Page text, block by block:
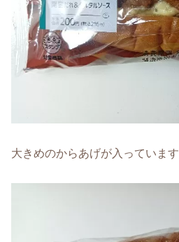
大きめのからあげが入っています